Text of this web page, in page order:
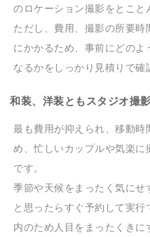
のロケーション撮影をとこと
ただし、費用、撮影の所要
にかかるため、事前にどの
なるかをしっかり見積りで確
和装、洋装ともスタジオ撮
最も費用が抑えられ、移動
め、忙しいカップルや気楽
です。
季節や天候をまったく気にせ
と思ったらすぐ予約して実
内のため人目をまったくき